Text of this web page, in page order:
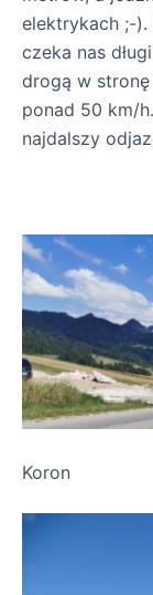
elektrykach ;-).
czeka nas
drogą w
ponad 50 km/
najdalszy
Koron